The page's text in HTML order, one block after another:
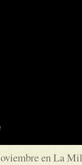
en La